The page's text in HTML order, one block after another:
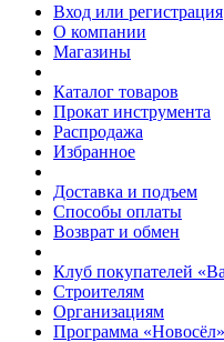
Вход или регистрация
О компании
Магазины
Каталог товаров
Прокат инструмента
Распродажа
Избранное
Доставка и подъем
Способы оплаты
Возврат и обмен
Клуб покупателей
Строителям
Организациям
Программа «Новосёл»